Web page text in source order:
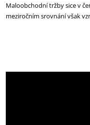
Maloobchodní tržby sice v
meziročním srovnání však